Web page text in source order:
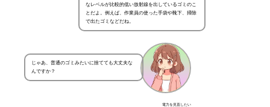
なレベルが比較的低い放射線を出しているゴミのこ
とだよ。例えば、作業員の使った手袋や靴下、掃除
で出たゴミなどだね。
電力を見直したい
じゃあ、普通のゴミみたいに捨てても大丈夫な
んですか？